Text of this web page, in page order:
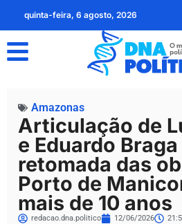
quinta-feira, 6 agosto, 2026
Amazonas
Articulação de
e Eduardo
retomada das
Porto de
mais de 10 anos
redacao.dna.politico 12/06/2026